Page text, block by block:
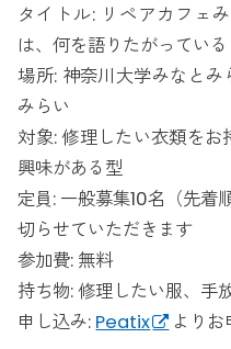
タイトル: リペアカフェ
は、何を語りたがってい
場所: 神奈川大学みなと
みらい
対象: 修理したい衣類を
興味がある型
定員: 一般募集10名（先着
切らせていただきます
参加費: 無料
持ち物: 修理したい服、手
申し込み: Peatix よりお